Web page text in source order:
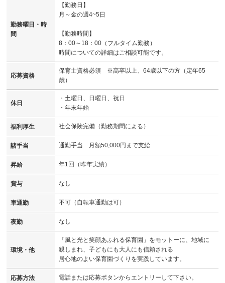
勤務曜日・時
間
【勤務日】
月～金の週4~5日
【勤務時間】
8：00～18：00（フルタイム勤務）
時間についての詳細はご相談可能です。
応募資格
保育士資格必須 ※高卒以上、64歳以下の方（定年65
歳）
休日
・土曜日、日曜日、祝日
・年末年始
福利厚生 社会保険完備（勤務期間による）
諸手当 通勤手当 月額50,000円まで支給
昇給 年1回（昨年実績）
賞与 なし
車通勤 不可（自転車通勤は可）
夜勤 なし
環境・他
「風と光と笑顔あふれる保育園」をモットーに、地域に
親しまれ、子どもにも大人にも信頼される
居心地のよい保育園づくりを実践しています。
応募方法 電話または応募ボタンからエントリーして下さい。